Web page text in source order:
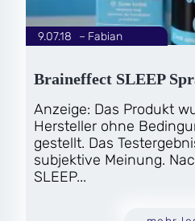
Braineffect SLEEP
Fabian
9.07.18
Anzeige: Das Produkt
Hersteller ohne
gestellt. Das
subjektive Meinung.
SLEEP...